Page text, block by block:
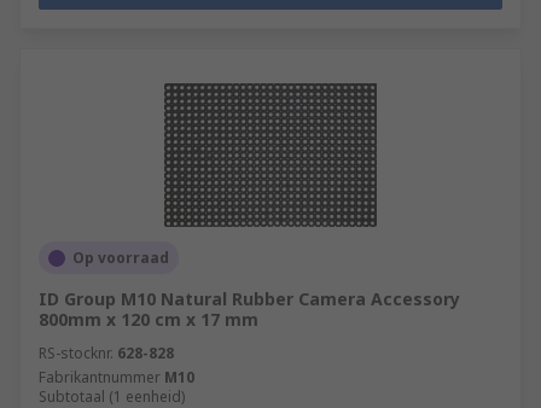
Op voorraad
ID Group M10 Natural Rubber Camera Accessory
800mm x 120 cm x 17 mm
RS-stocknr. 628-828
Fabrikantnummer M10
Subtotaal (1 eenheid)